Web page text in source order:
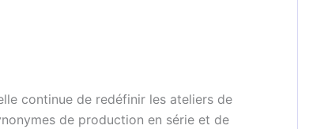
continue de redéfinir les ateliers de
de production en série et de